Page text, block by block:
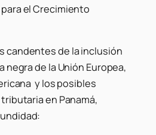
el Crecimiento
candentes de la inclusión
negra de la Unión Europea,
y los posibles
en Panamá,